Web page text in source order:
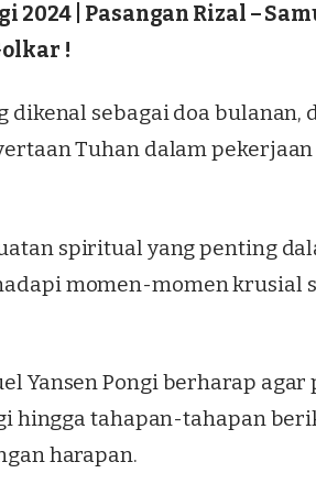
2024 | Pasangan Rizal –
!
dikenal sebagai doa
Tuhan dalam
spiritual yang penting
momen-momen krusial
Yansen Pongi berharap
hingga tahapan-tahapan
harapan.